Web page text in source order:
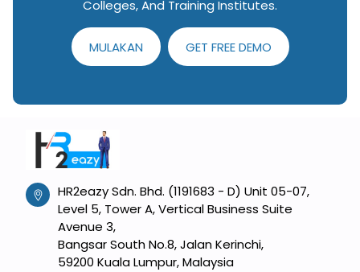
Colleges, And Training Institutes.
MULAKAN GET FREE DEMO
HR2eazy Sdn. Bhd. (1191683 - D) Unit 05-07,
Level 5, Tower A, Vertical Business Suite
Avenue 3,
Bangsar South No.8, Jalan Kerinchi,
59200 Kuala Lumpur, Malaysia